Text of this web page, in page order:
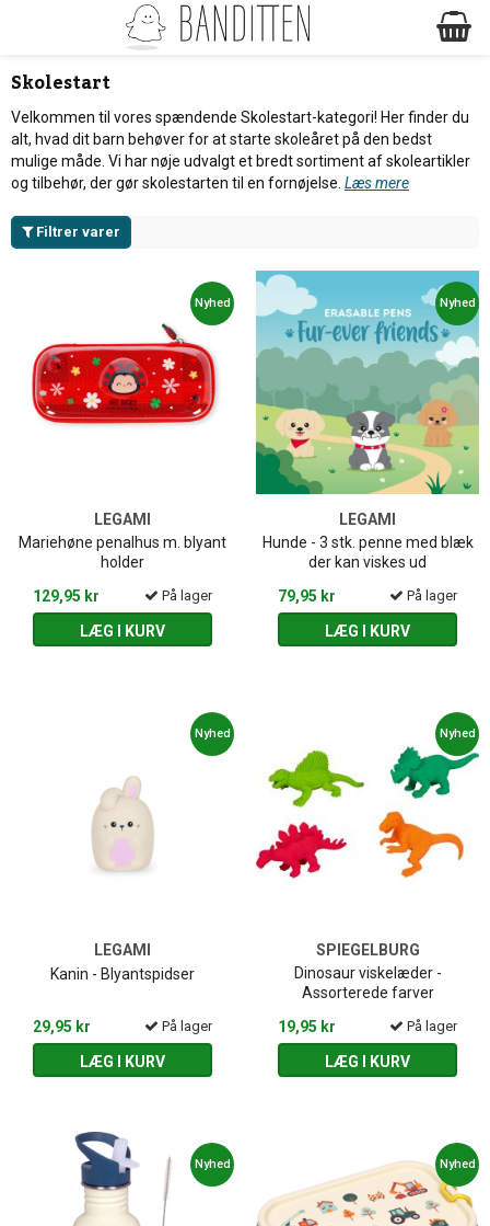
Skolestart
Velkommen til vores spændende Skolestart-kategori! Her finder du
alt, hvad dit barn behøver for at starte skoleåret på den bedst
mulige måde. Vi har nøje udvalgt et bredt sortiment af skoleartikler
og tilbehør, der gør skolestarten til en fornøjelse. Læs mere
Filtrer varer
Nyhed
LEGAMI
Mariehøne penalhus m. blyant
holder
129,95 kr
På lager
LÆG I KURV
Nyhed
LEGAMI
Hunde - 3 stk. penne med blæk
der kan viskes ud
79,95 kr
På lager
LÆG I KURV
Nyhed
LEGAMI
Kanin - Blyantspidser
29,95 kr På lager
LÆG I KURV
Nyhed
SPIEGELBURG
Dinosaur viskelæder -
Assorterede farver
19,95 kr
På lager
LÆG I KURV
Nyhed Nyhed